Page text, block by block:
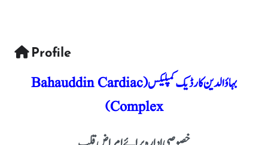
Profile
بہاؤالدین کارڈیک کمپلیکس (Bahauddin Cardiac
Complex)